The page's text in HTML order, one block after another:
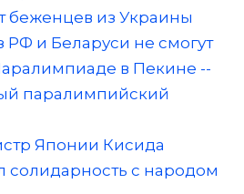
беженцев из Украины
и Беларуси не смогут
в Пекине --
паралимпийский
Японии Кисида
солидарность с народом